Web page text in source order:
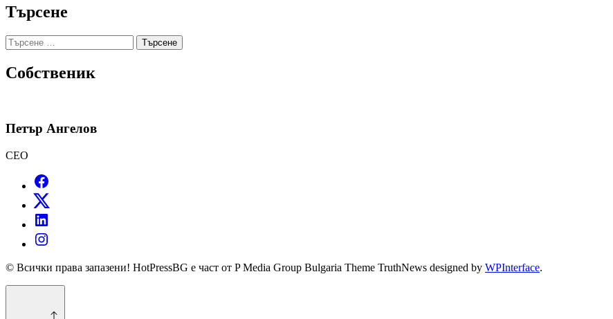
Търсене
Търсене
за:
Собственик
Петър Ангелов
CEO
© Всички права запазени! HotPressBG е част от P Media Group Bulgaria Theme TruthNews designed by WPInterface.